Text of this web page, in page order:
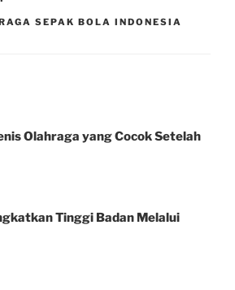
SEPAK BOLA INDONESIA
Olahraga yang Cocok Setelah
Tinggi Badan Melalui